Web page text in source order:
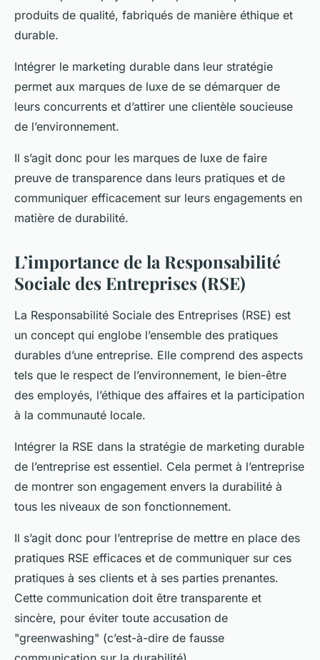
produits de qualité, fabriqués de manière éthique et
durable.
Intégrer le marketing durable dans leur stratégie
permet aux marques de luxe de se démarquer de
leurs concurrents et d’attirer une clientèle soucieuse
de l’environnement.
Il s’agit donc pour les marques de luxe de faire
preuve de transparence dans leurs pratiques et de
communiquer efficacement sur leurs engagements en
matière de durabilité.
L’importance de la Responsabilité
Sociale des Entreprises (RSE)
La Responsabilité Sociale des Entreprises (RSE) est
un concept qui englobe l’ensemble des pratiques
durables d’une entreprise. Elle comprend des aspects
tels que le respect de l’environnement, le bien-être
des employés, l’éthique des affaires et la participation
à la communauté locale.
Intégrer la RSE dans la stratégie de marketing durable
de l’entreprise est essentiel. Cela permet à l’entreprise
de montrer son engagement envers la durabilité à
tous les niveaux de son fonctionnement.
Il s’agit donc pour l’entreprise de mettre en place des
pratiques RSE efficaces et de communiquer sur ces
pratiques à ses clients et à ses parties prenantes.
Cette communication doit être transparente et
sincère, pour éviter toute accusation de
"greenwashing" (c’est-à-dire de fausse